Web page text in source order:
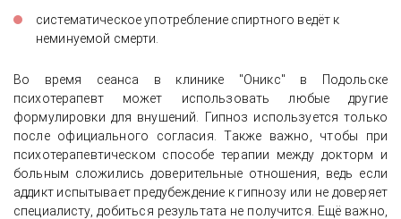
систематическое употребление спиртного ведёт к
неминуемой смерти.
Во время сеанса в клинике "Оникс" в Подольске
психотерапевт может использовать любые другие
формулировки для внушений. Гипноз используется только
после официального согласия. Также важно, чтобы при
психотерапевтическом способе терапии между докторм и
больным сложились доверительные отношения, ведь если
аддикт испытывает предубеждение к гипнозу или не доверяет
специалисту, добиться результата не получится. Ещё важно,